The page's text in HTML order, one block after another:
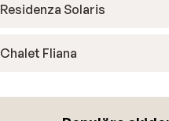
Residenza Solaris
Chalet Fliana